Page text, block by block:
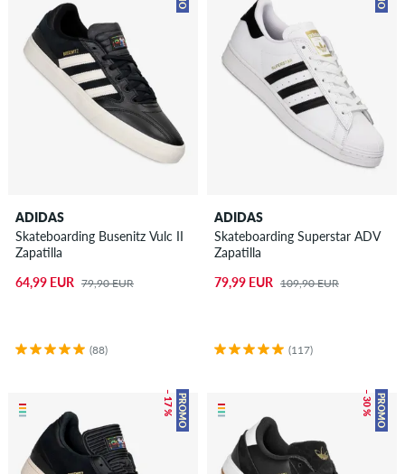
ADIDAS
Skateboarding Busenitz Vulc II
Zapatilla
64,99 EUR 79,90 EUR
(88)
ADIDAS
Skateboarding Superstar ADV
Zapatilla
79,99 EUR 109,90 EUR
(117)
PROMO
– 17 % PROMO
– 30 %